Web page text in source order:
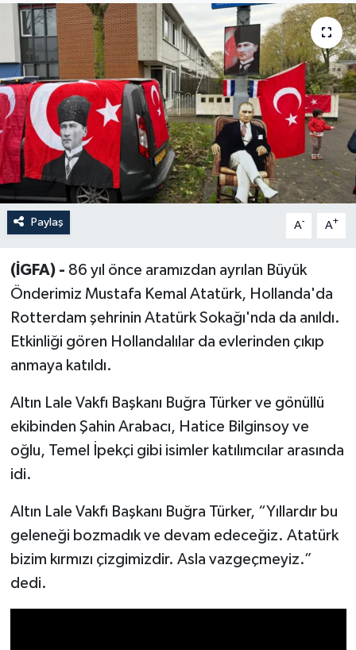
Paylaş A- A+
(İGFA) - 86 yıl önce aramızdan ayrılan Büyük
Önderimiz Mustafa Kemal Atatürk, Hollanda'da
Rotterdam şehrinin Atatürk Sokağı'nda da anıldı.
Etkinliği gören Hollandalılar da evlerinden çıkıp
anmaya katıldı.
Altın Lale Vakfı Başkanı Buğra Türker ve gönüllü
ekibinden Şahin Arabacı, Hatice Bilginsoy ve
oğlu, Temel İpekçi gibi isimler katılımcılar arasında
idi.
Altın Lale Vakfı Başkanı Buğra Türker, “Yıllardır bu
geleneği bozmadık ve devam edeceğiz. Atatürk
bizim kırmızı çizgimizdir. Asla vazgeçmeyiz.”
dedi.
Sağlık
Siyaset
Spor
Türkiye